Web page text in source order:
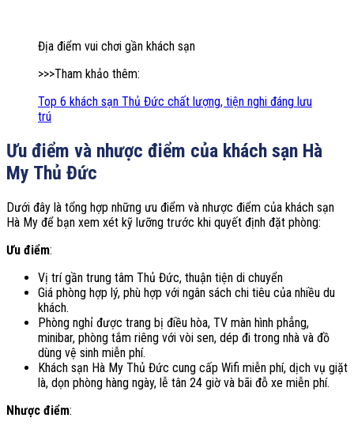
Địa điểm vui chơi gần khách sạn
>>>Tham khảo thêm:
Top 6 khách sạn Thủ Đức chất lượng, tiện nghi đáng lưu
trú
Ưu điểm và nhược điểm của khách sạn Hà
My Thủ Đức
Dưới đây là tổng hợp những ưu điểm và nhược điểm của khách sạn
Hà My để bạn xem xét kỹ lưỡng trước khi quyết định đặt phòng:
Ưu điểm:
Vị trí gần trung tâm Thủ Đức, thuận tiện di chuyển
Giá phòng hợp lý, phù hợp với ngân sách chi tiêu của nhiều du
khách.
Phòng nghỉ được trang bị điều hòa, TV màn hình phẳng,
minibar, phòng tắm riêng với vòi sen, dép đi trong nhà và đồ
dùng vệ sinh miễn phí.
Khách sạn Hà My Thủ Đức cung cấp Wifi miễn phí, dịch vụ giặt
là, dọn phòng hàng ngày, lễ tân 24 giờ và bãi đỗ xe miễn phí.
Nhược điểm: